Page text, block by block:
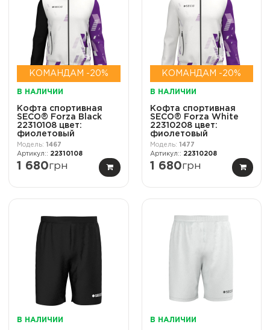
КОМАНДАМ -20%
В НАЛИЧИИ
Кофта спортивная
SECO® Forza Black
22310108 цвет:
фиолетовый
1467
22310108
1 680грн
КОМАНДАМ -20%
В НАЛИЧИИ
Кофта спортивная
SECO® Forza White
22310208 цвет:
фиолетовый
1477
22310208
1 680грн
В НАЛИЧИИ В НАЛИЧИИ